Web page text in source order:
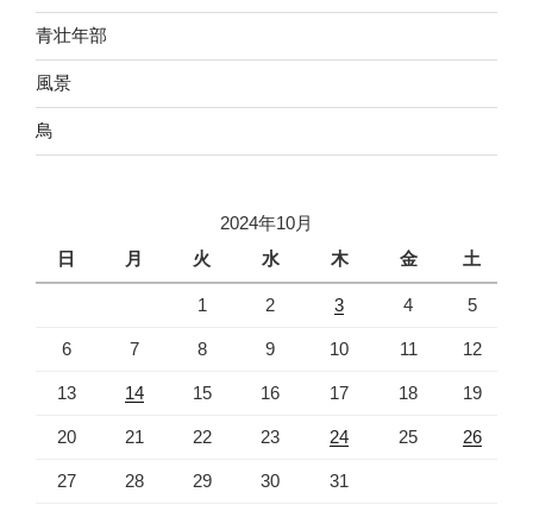
青壮年部
風景
鳥
2024年10月
日
月 火 水 木 金 土
1 2 3 4 5
6 7 8 9 10 11 12
13 14 15 16 17 18 19
20 21 22 23 24 25 26
27 28 29 30 31